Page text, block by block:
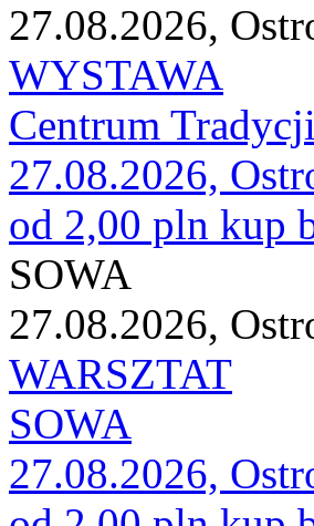
27.08.2026,
WYSTAWA
Centrum
27.08.2026,
od 2,00 pln kup
SOWA
27.08.2026,
WARSZTAT
SOWA
27.08.2026,